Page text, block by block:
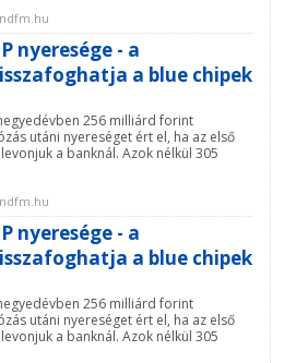
nyeresége - a
a blue chipek
256 milliárd forint
utáni nyereséget ért el, ha az első
a banknál. Azok nélkül 305
nyeresége - a
a blue chipek
256 milliárd forint
utáni nyereséget ért el, ha az első
a banknál. Azok nélkül 305